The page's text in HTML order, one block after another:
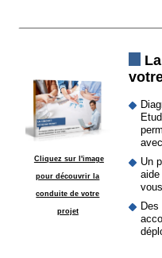
Cliquez sur l'image
pour découvrir la
conduite de votre
projet
Un